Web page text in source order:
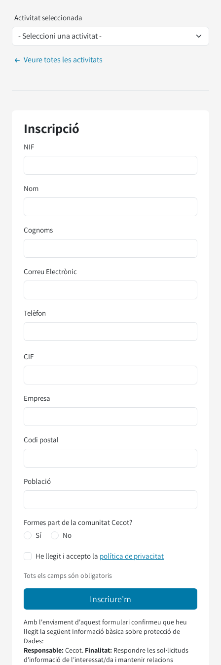
Activitat seleccionada
Veure totes les activitats
Inscripció
NIF
Nom
Cognoms
Correu Electrònic
Telèfon
CIF
Empresa
Codi postal
Població
Formes part de la comunitat Cecot?
Sí
No
He llegit i accepto la política de privacitat
Tots els camps són obligatoris
Amb l'enviament d'aquest formulari confirmeu que heu
llegit la següent Informació bàsica sobre protecció de
Dades:
Responsable:Cecot. Finalitat: Respondre les sol·licituds
d'informació de l'interessat/da i mantenir relacions